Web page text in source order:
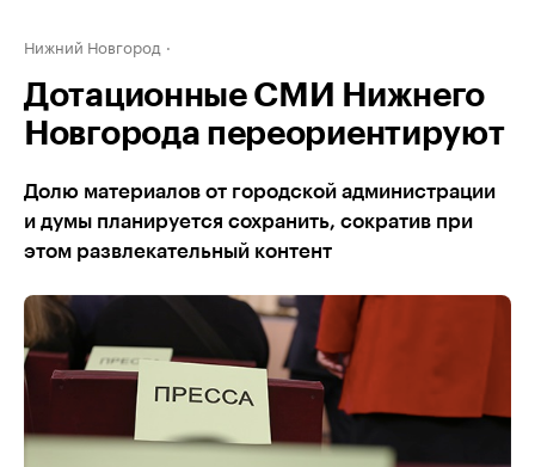
Нижний Новгород
Дотационные СМИ Нижнего
Новгорода переориентируют
Долю материалов от городской администрации
и думы планируется сохранить, сократив при
этом развлекательный контент